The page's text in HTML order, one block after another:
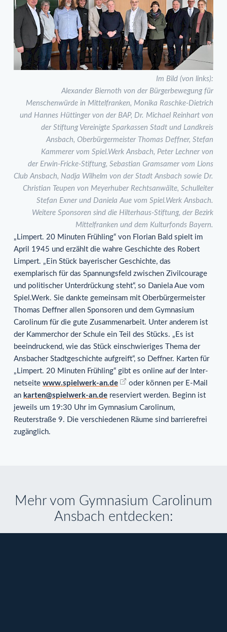
Im Bild (von links):
Alexander Biernoth von der Bürgerbewegung für
Menschenwürde in Mittelfranken, Monika Raschke-Dietrich
und Hannes Hüttinger von der BAP, Dr. Michael Reinhart von
der Stiftung Vereinigte Sparkassen Stadt und Landkreis
Ansbach, Oberbürgermeister Thomas Deffner, Stefan
Kammerer vom Spiel.Werk Ansbach, Peter Lechner von
der Erwin-Fricke-Stiftung, Sebastian Gramsamer vom Lions
Club Ansbach, Nadja Wilhelm von der Stadt Ansbach sowie Dr.
Christian Teupen von Meyerhuber Rechtsanwälte, Schulleiter
Stefan Exner und Daniela Aue vom Spiel.Werk Ansbach.
Weitere Sponsoren sind die Hilterhaus-Stiftung, der Bezirk
Mittelfranken und dem Kulturfonds Bayern.
„Limpert. 20 Minuten Frühling“ von Florian Bald spielt im
April 1945 und erzählt die wahre Geschichte des Robert
Limpert. „Ein Stück bayerischer Geschichte, das
exemplarisch für das Spannungsfeld zwischen Zivilcourage
und politischer Unterdrückung steht“, so Daniela Aue vom
Spiel.Werk. Sie dankte gemeinsam mit Oberbürgermeister
Thomas Deffner allen Sponsoren und dem Gymnasium
Carolinum für die gute Zusammenarbeit. Unter anderem ist
der Kammerchor der Schule ein Teil des Stücks. „Es ist
beeindruckend, wie das Stück einschwieriges Thema der
Ansbacher Stadtgeschichte aufgreift“, so Deffner. Karten für
„Limpert. 20 Minuten Frühling“ gibt es online auf der Inter-
netseite www.spielwerk-an.de
oder können per E-Mail
an karten@spielwerk-an.dereserviert werden. Beginn ist
jeweils um 19:30 Uhr im Gymnasium Carolinum,
Reuterstraße 9. Die verschiedenen Räume sind barrierefrei
zugänglich.
Mehr vom Gymnasium Carolinum
Ansbach entdecken: